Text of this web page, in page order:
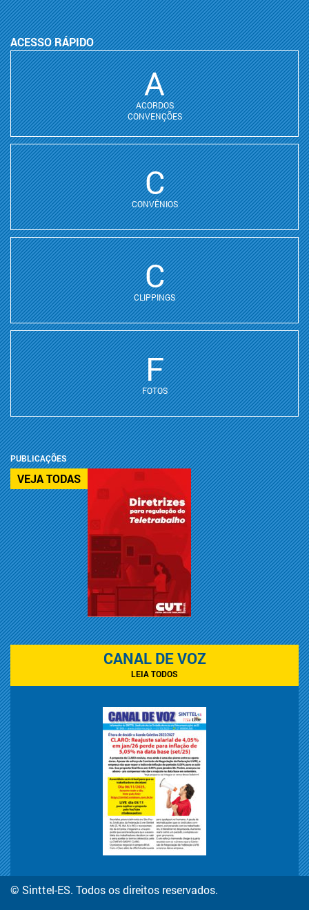
ACESSO RÁPIDO
A
ACORDOS
CONVENÇÕES
C
CONVÊNIOS
C
CLIPPINGS
F
FOTOS
PUBLICAÇÕES
VEJA TODAS
CANAL DE VOZ
LEIA TODOS
© Sinttel-ES. Todos os direitos reservados.